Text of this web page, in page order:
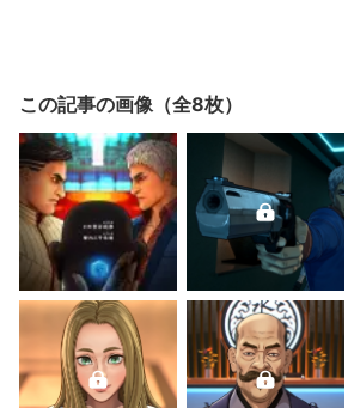
この記事の画像（全8枚）